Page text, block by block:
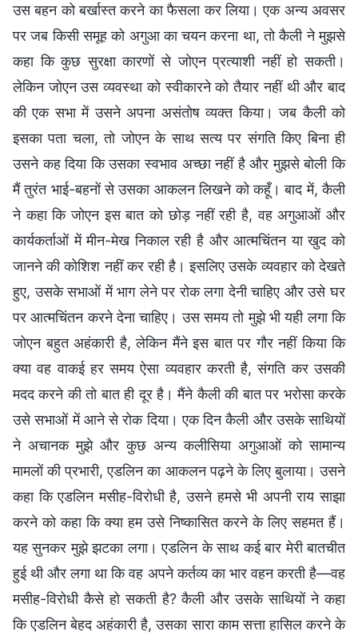
उस बहन को बर्खास्त करने का फैसला कर लिया। एक अन्य अवसर
पर जब किसी समूह को अगुआ का चयन करना था, तो कैली ने मुझसे
कहा कि कुछ सुरक्षा कारणों से जोएन प्रत्याशी नहीं हो सकती।
लेकिन जोएन उस व्यवस्था को स्वीकारने को तैयार नहीं थी और बाद
की एक सभा में उसने अपना असंतोष व्यक्त किया। जब कैली को
इसका पता चला, तो जोएन के साथ सत्य पर संगति किए बिना ही
उसने कह दिया कि उसका स्वभाव अच्छा नहीं है और मुझसे बोली कि
मैं तुरंत भाई-बहनों से उसका आकलन लिखने को कहूँ। बाद में, कैली
ने कहा कि जोएन इस बात को छोड़ नहीं रही है, वह अगुआओं और
कार्यकर्ताओं में मीन-मेख निकाल रही है और आत्मचिंतन या खुद को
जानने की कोशिश नहीं कर रही है। इसलिए उसके व्यवहार को देखते
हुए, उसके सभाओं में भाग लेने पर रोक लगा देनी चाहिए और उसे घर
पर आत्मचिंतन करने देना चाहिए। उस समय तो मुझे भी यही लगा कि
जोएन बहुत अहंकारी है, लेकिन मैंने इस बात पर गौर नहीं किया कि
क्या वह वाकई हर समय ऐसा व्यवहार करती है, संगति कर उसकी
मदद करने की तो बात ही दूर है। मैंने कैली की बात पर भरोसा करके
उसे सभाओं में आने से रोक दिया। एक दिन कैली और उसके साथियों
ने अचानक मुझे और कुछ अन्य कलीसिया अगुआओं को सामान्य
मामलों की प्रभारी, एडलिन का आकलन पढ़ने के लिए बुलाया। उसने
कहा कि एडलिन मसीह-विरोधी है, उसने हमसे भी अपनी राय साझा
करने को कहा कि क्या हम उसे निष्कासित करने के लिए सहमत हैं।
यह सुनकर मुझे झटका लगा। एडलिन के साथ कई बार मेरी बातचीत
हुई थी और लगा था कि वह अपने कर्तव्य का भार वहन करती है—वह
मसीह-विरोधी कैसे हो सकती है? कैली और उसके साथियों ने कहा
कि एडलिन बेहद अहंकारी है, उसका सारा काम सत्ता हासिल करने के